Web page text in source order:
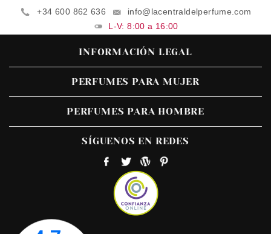
+34 600 862 636
info@lacentraldelperfume.com
L-V: 8:00 a 16:00
INFORMACIÓN LEGAL
PERFUMES PARA MUJER
PERFUMES PARA HOMBRE
SÍGUENOS EN REDES